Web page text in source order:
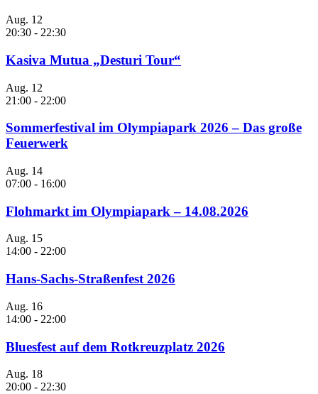
Aug. 12
20:30 - 22:30
Kasiva Mutua „Desturi Tour“
Aug. 12
21:00 - 22:00
Sommerfestival im Olympiapark 2026 – Das große
Feuerwerk
Aug. 14
07:00 - 16:00
Flohmarkt im Olympiapark – 14.08.2026
Aug. 15
14:00 - 22:00
Hans-Sachs-Straßenfest 2026
Aug. 16
14:00 - 22:00
Bluesfest auf dem Rotkreuzplatz 2026
Aug. 18
20:00 - 22:30